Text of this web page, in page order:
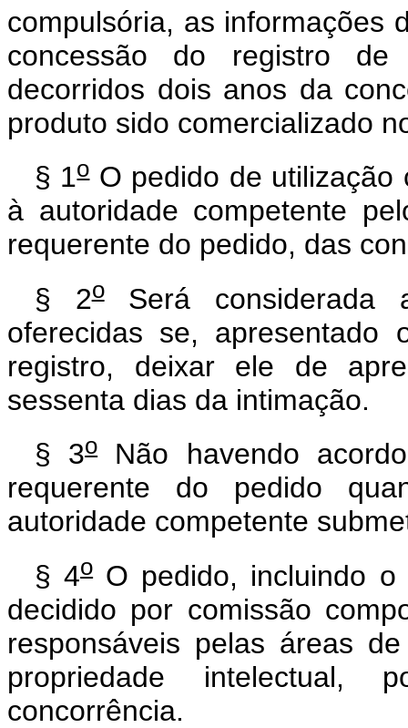
compulsória, as informações
concessão do registro
decorridos dois anos da
produto sido comercializado
§ 1oO pedido de utilização
à autoridade competente
requerente do pedido, das
§ 2oSerá considerada
oferecidas se,
registro, deixar ele de
sessenta dias da intimação.
§ 3oNão havendo
requerente do pedido
autoridade competente
§ 4oO pedido, incluindo o
decidido por comissão
responsáveis pelas áreas
propriedade
concorrência.